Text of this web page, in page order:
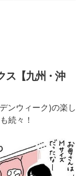
ス【九州・沖
ンウィーク)の楽し
続々！